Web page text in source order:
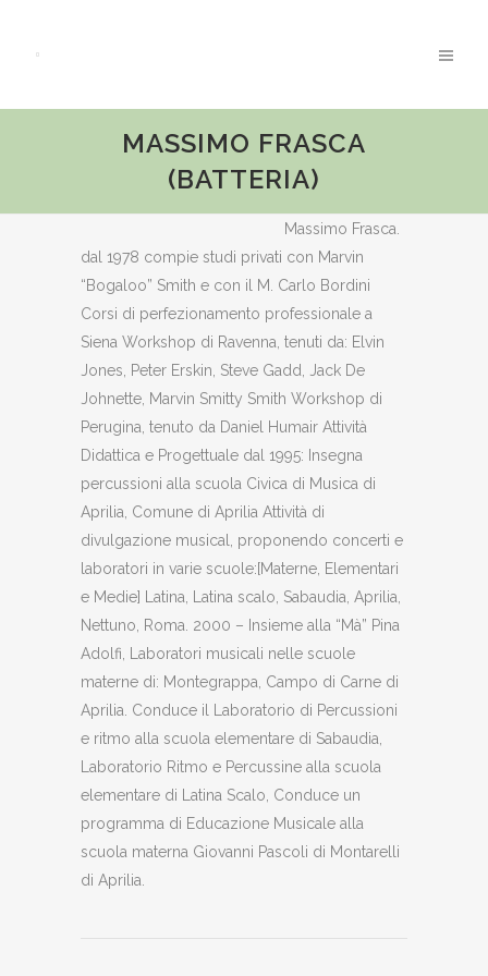
MASSIMO FRASCA
(BATTERIA)
Massimo Frasca.
dal 1978 compie studi privati con Marvin
“Bogaloo” Smith e con il M. Carlo Bordini
Corsi di perfezionamento professionale a
Siena Workshop di Ravenna, tenuti da: Elvin
Jones, Peter Erskin, Steve Gadd, Jack De
Johnette, Marvin Smitty Smith Workshop di
Perugina, tenuto da Daniel Humair Attività
Didattica e Progettuale dal 1995: Insegna
percussioni alla scuola Civica di Musica di
Aprilia, Comune di Aprilia Attività di
divulgazione musical, proponendo concerti e
laboratori in varie scuole:[Materne, Elementari
e Medie] Latina, Latina scalo, Sabaudia, Aprilia,
Nettuno, Roma. 2000 – Insieme alla “Mà” Pina
Adolfi, Laboratori musicali nelle scuole
materne di: Montegrappa, Campo di Carne di
Aprilia. Conduce il Laboratorio di Percussioni
e ritmo alla scuola elementare di Sabaudia,
Laboratorio Ritmo e Percussine alla scuola
elementare di Latina Scalo, Conduce un
programma di Educazione Musicale alla
scuola materna Giovanni Pascoli di Montarelli
di Aprilia.